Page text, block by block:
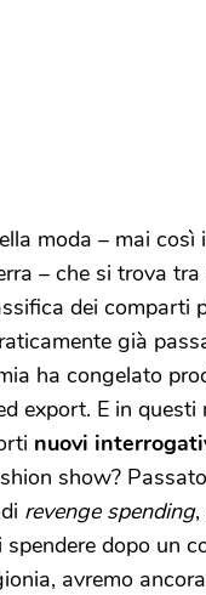
moda – mai così
– che si trova
dei comparti
già
ha congelato
export. E in questi
nuovi
show?
revenge spending,
dopo un
avremo